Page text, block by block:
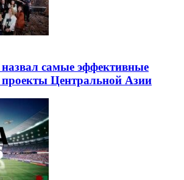
самые эффективные
Центральной Азии